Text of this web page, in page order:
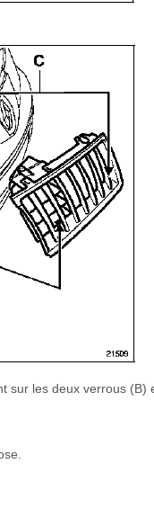
sur les deux verrous (B)